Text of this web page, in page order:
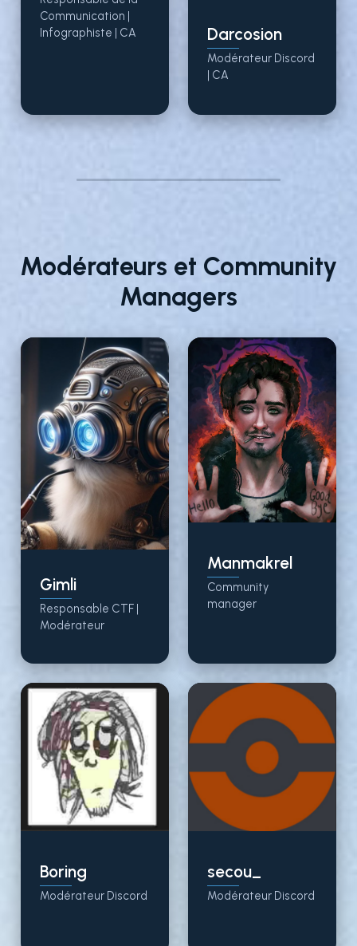
Communication |
Infographiste | CA Darcosion
Modérateur Discord
| CA
Modérateurs et Community
Managers
Gimli
Responsable CTF |
Modérateur
Manmakrel
Community
manager
Boring
Modérateur Discord
secou_
Modérateur Discord